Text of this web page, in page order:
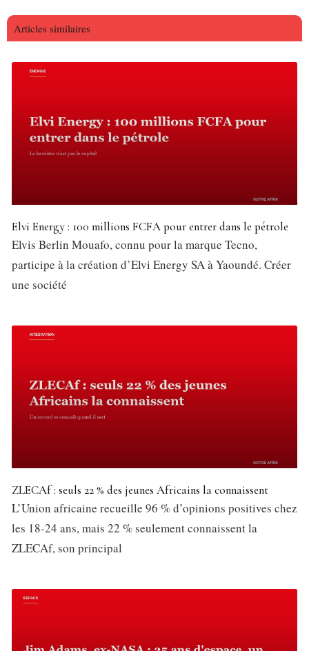
Articles similaires
Elvi Energy : 100 millions FCFA pour entrer dans le pétrole
Elvis Berlin Mouafo, connu pour la marque Tecno,
participe à la création d’Elvi Energy SA à Yaoundé. Créer
une société
ZLECAf : seuls 22 % des jeunes Africains la connaissent
L’Union africaine recueille 96 % d’opinions positives chez
les 18-24 ans, mais 22 % seulement connaissent la
ZLECAf, son principal